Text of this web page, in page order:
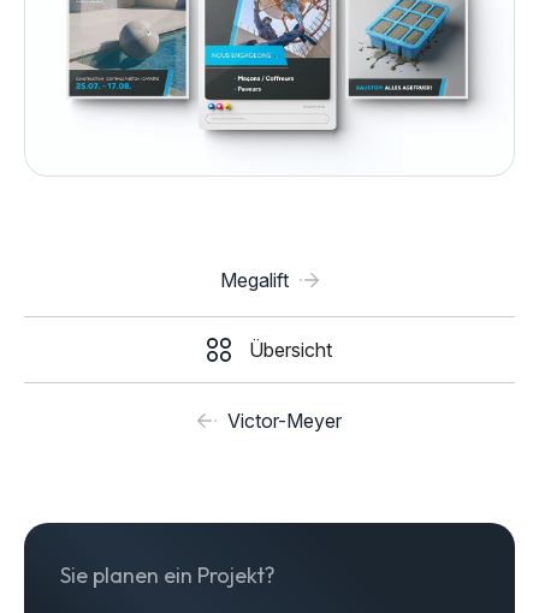
Victor-Meyer
Übersicht
Megalift
Sie planen ein Projekt?